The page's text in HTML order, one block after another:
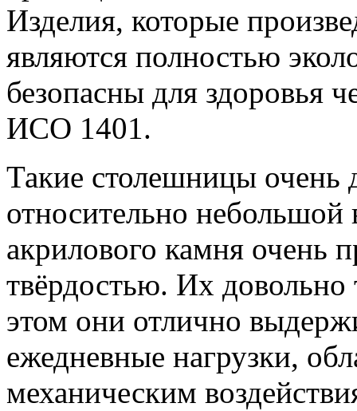
Изделия, которые
являются полностью
безопасны для здоровья
ИСО 1401.
Такие столешницы очень
относительно небольшой
акрилового камня
твёрдостью. Их
этом они отлично
ежедневные нагрузки,
механическим